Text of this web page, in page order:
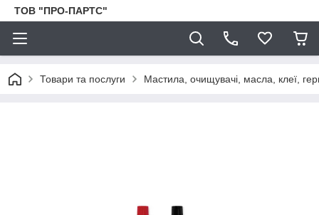
ТОВ "ПРО-ПАРТС"
Товари та послуги Мастила, очищувачі, масла, клеї,